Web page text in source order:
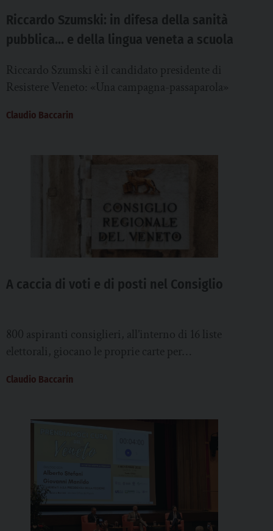
Riccardo Szumski: in difesa della sanità
pubblica… e della lingua veneta a scuola
Riccardo Szumski è il candidato presidente di
Resistere Veneto: «Una campagna-passaparola»
Claudio Baccarin
A caccia di voti e di posti nel Consiglio
800 aspiranti consiglieri, all’interno di 16 liste
elettorali, giocano le proprie carte per
circoscrizioni
Claudio Baccarin